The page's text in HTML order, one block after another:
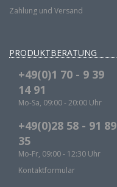
Zahlung und Versand
PRODUKTBERATUNG
+49(0)1 70 - 9 39
14 91
Mo-Sa, 09:00 - 20:00 Uhr
+49(0)28 58 - 91 89
35
Mo-Fr, 09:00 - 12:30 Uhr
Kontaktformular